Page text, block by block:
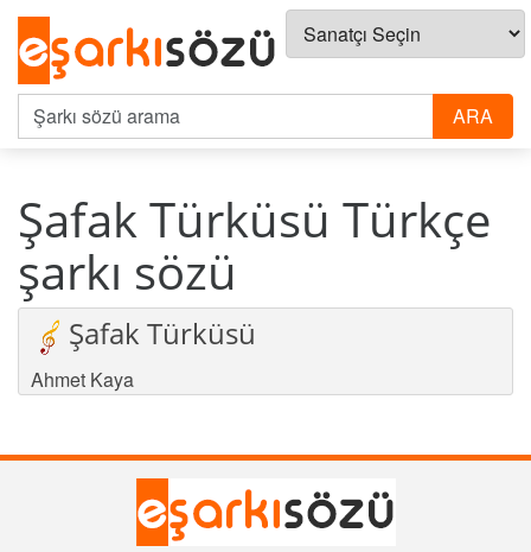
Şafak Türküsü Türkçe
şarkı sözü
Şafak Türküsü
Ahmet Kaya